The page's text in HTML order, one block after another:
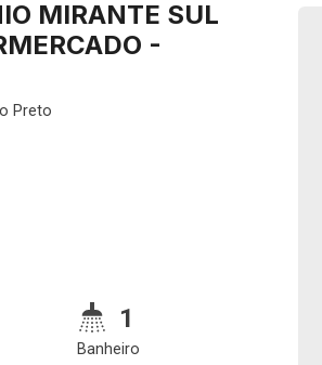
MIRANTE SUL
-
Preto
1
Banheiro